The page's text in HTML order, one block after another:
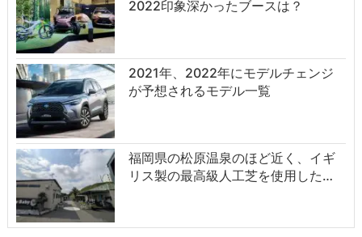
2022印象深かったブースは？
2021年、2022年にモデルチェンジ
が予想されるモデル一覧
福岡県の松原温泉のほど近く、イギ
リス製の最高級人工芝を使用した…